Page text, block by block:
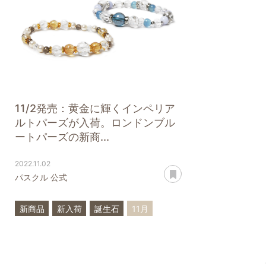
11/2発売：黄金に輝くインペリア
ルトパーズが入荷。ロンドンブル
ートパーズの新商...
2022.11.02
パスクル 公式
新商品 新入荷 誕生石
11月